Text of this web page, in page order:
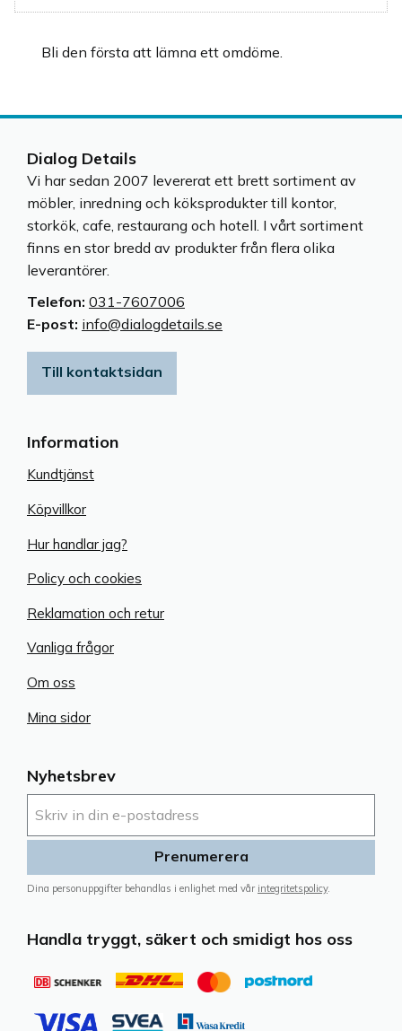
Bli den första att lämna ett omdöme.
Nyhetsbrev
Prenumerera
Dina personuppgifter behandlas i enlighet med vår integritetspolicy.
Handla tryggt, säkert och smidigt hos oss
Information
Kundtjänst
Köpvillkor
Hur handlar jag?
Policy och cookies
Reklamation och retur
Vanliga frågor
Om oss
Mina sidor
Dialog Details
Vi har sedan 2007 levererat ett brett sortiment av
möbler, inredning och köksprodukter till kontor,
storkök, cafe, restaurang och hotell. I vårt sortiment
finns en stor bredd av produkter från flera olika
leverantörer.
Telefon: 031-7607006
E-post: info@dialogdetails.se
Till kontaktsidan